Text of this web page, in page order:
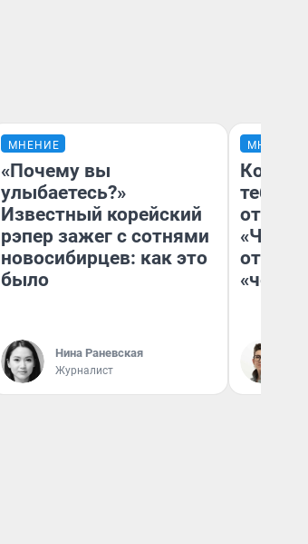
МНЕНИЕ
«Почему вы
улыбаетесь?»
Известный корейский
рэпер зажег с сотнями
новосибирцев: как это
было
Нина Раневская
Журналист
МНЕНИЕ
тебя
отзыв